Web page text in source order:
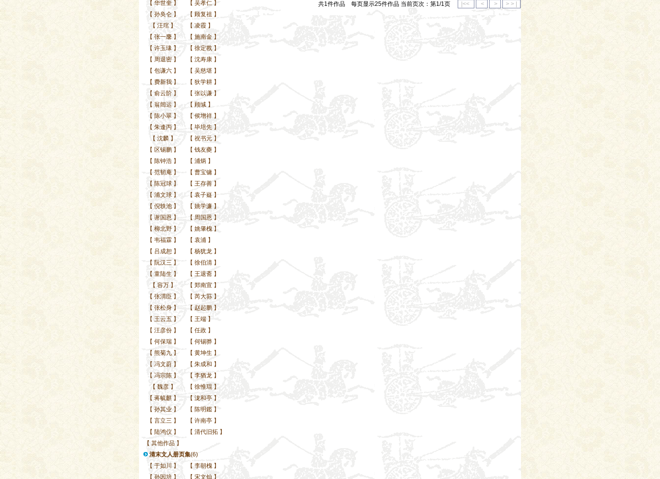
【 华世奎 】 【 吴孝仁 】
【 孙奂仑 】 【 顾复祖 】
【 汪琯 】 【 凌霞 】
【 张一麐 】 【 施南金 】
【 许玉瑑 】 【 徐定戡 】
【 周退密 】 【 沈寿康 】
【 包谦六 】 【 吴慈堪 】
【 费新我 】 【 狄学耕 】
【 俞云阶 】 【 张以谦 】
【 翁闿运 】 【 顾缄 】
【 陈小翠 】 【 侯增祥 】
【 朱逢丙 】 【 毕培先 】
【 沈麟 】 【 祝书元 】
【 区锡鹏 】 【 钱友夔 】
【 陈钟浩 】 【 浦炳 】
【 范韧庵 】 【 曹宝镛 】
【 陈冠球 】 【 王存善 】
【 浦文球 】 【 袁子嶷 】
【 倪轶池 】 【 姚学濂 】
【 谢国恩 】 【 周国恩 】
【 柳北野 】 【 姚肇槐 】
【 韦福霖 】 【 袁浦 】
【 吕成恕 】 【 杨犹龙 】
【 阮汉三 】 【 徐伯清 】
【 童陆生 】 【 王退斋 】
【 容万 】 【 郑南宣 】
【 张渭臣 】 【 芮大荪 】
【 张松身 】 【 赵起鹏 】
【 王云五 】 【 王端 】
【 汪彦份 】 【 任政 】
【 何保瑞 】 【 何锡骅 】
【 熊菊九 】 【 黄坤生 】
【 冯文蔚 】 【 朱成和 】
【 冯宗陈 】 【 李猶龙 】
【 魏彦 】 【 徐惟琨 】
【 蒋毓麒 】 【 泷和亭 】
【 孙其业 】 【 陈明鑑 】
【 言立三 】 【 许南亭 】
【 陆鸿仪 】 【 清代旧拓 】
【 其他作品 】
清末文人册页集(6)
【 于如川 】 【 李朝槐 】
【 孙因培 】 【 宋文灿 】
共1件作品 每页显示25件作品 当前页次：第1/1页